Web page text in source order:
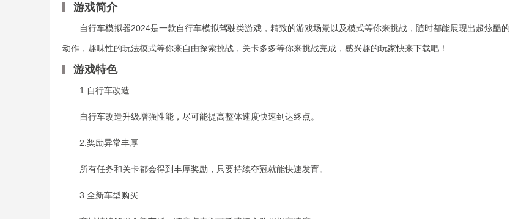
游戏简介
自行车模拟器2024是一款自行车模拟驾驶类游戏，精致的游戏场景以及模式等你来挑战，随时都能展现出超炫酷的
动作，趣味性的玩法模式等你来自由探索挑战，关卡多多等你来挑战完成，感兴趣的玩家快来下载吧！
游戏特色
1.自行车改造
自行车改造升级增强性能，尽可能提高整体速度快速到达终点。
2.奖励异常丰厚
所有任务和关卡都会得到丰厚奖励，只要持续夺冠就能快速发育。
3.全新车型购买